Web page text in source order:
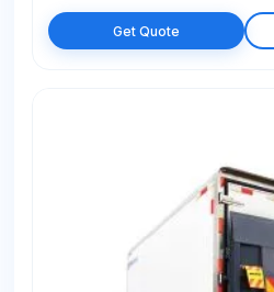
Get Quote